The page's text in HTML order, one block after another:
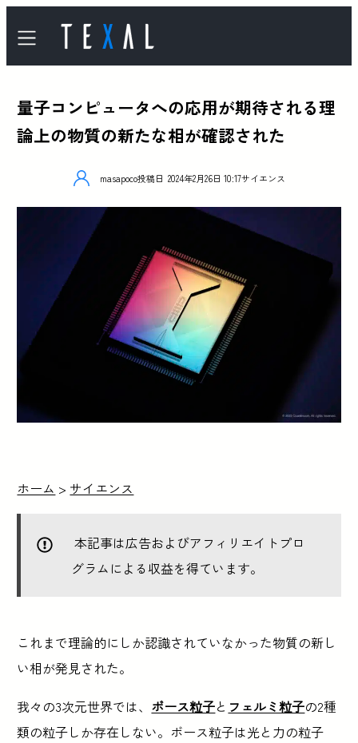
量子コンピュータへの応用が期待される理
論上の物質の新たな相が確認された
masapoco投稿日 2024年2月26日 10:17サイエンス
ホーム > サイエンス
本記事は広告およびアフィリエイトプロ
グラムによる収益を得ています。
これまで理論的にしか認識されていなかった物質の新し
い相が発見された。
我々の3次元世界では、 ボース粒子と フェルミ粒子の2種
類の粒子しか存在しない。ボース粒子は光と力の粒子